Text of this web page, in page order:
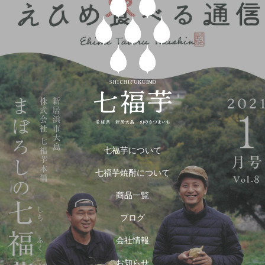
七福芋について
七福芋焼酎について
商品一覧
ブログ
会社情報
お知らせ